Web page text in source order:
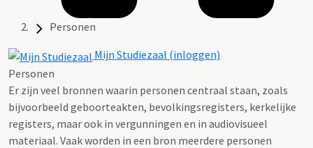
Personen
Mijn Studiezaal (inloggen)
Personen
Er zijn veel bronnen waarin personen centraal staan, zoals
bijvoorbeeld geboorteakten, bevolkingsregisters, kerkelijke
registers, maar ook in vergunningen en in audiovisueel
materiaal. Vaak worden in een bron meerdere personen